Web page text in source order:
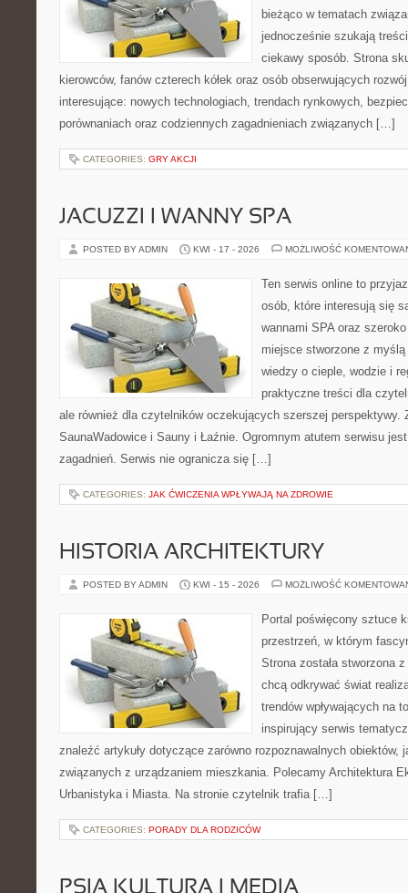
bieżąco w tematach
jednocześnie szukają
ciekawy sposób. Strona
kierowców, fanów czterech kółek oraz osób obserwujących
interesujące: nowych technologiach, trendach rynkowych,
porównaniach oraz codziennych zagadnieniach związanych […]
CATEGORIES: GRY AKCJI
JACUZZI I WANNY SPA
POSTED BY ADMIN KWI - 17 - 2026 MOŻLIWOŚĆ
Ten serwis online to
osób, które interesują się
wannami SPA oraz
miejsce stworzone z
wiedzy o cieple, wodzie i
praktyczne treści dla
ale również dla czytelników oczekujących szerszej perspektywy.
SaunaWadowice i Sauny i Łaźnie. Ogromnym atutem serwisu
zagadnień. Serwis nie ogranicza się […]
CATEGORIES: JAK ĆWICZENIA WPŁYWAJĄ NA ZDROWIE
HISTORIA ARCHITEKTURY
POSTED BY ADMIN KWI - 15 - 2026 MOŻLIWOŚĆ
Portal poświęcony sztuce
przestrzeń, w którym
Strona została stworzona
chcą odkrywać świat
trendów wpływających na
inspirujący serwis
znaleźć artykuły dotyczące zarówno rozpoznawalnych obiektów,
związanych z urządzaniem mieszkania. Polecamy Architektura
Urbanistyka i Miasta. Na stronie czytelnik trafia […]
CATEGORIES: PORADY DLA RODZICÓW
PSIA KULTURA I MEDIA